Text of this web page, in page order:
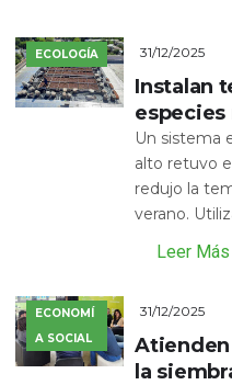
ECOLOGÍA 31/12/2025
Instalan
especies
Un sistema
alto retuvo
redujo la
verano.
Leer Más
ECONOMÍ
A SOCIAL
31/12/2025
la